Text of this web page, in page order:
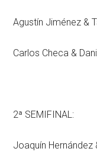
Agustín
Carlos Checa
2ª SEMIFINAL:
Joaquín